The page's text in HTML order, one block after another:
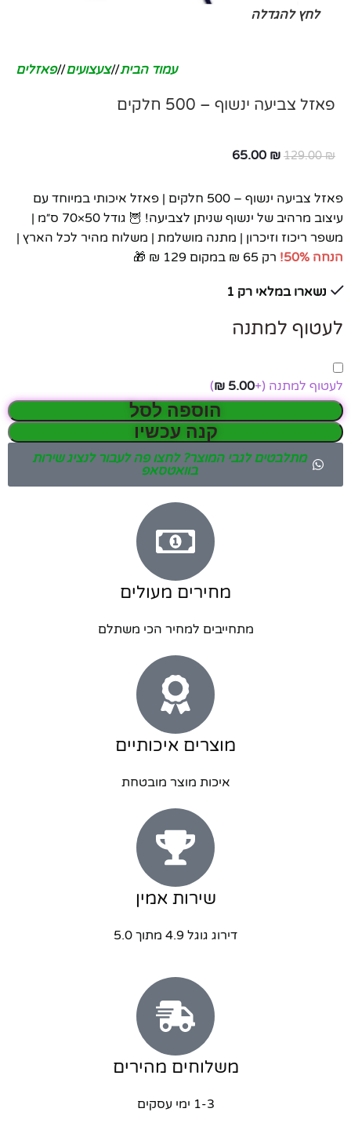
לחץ להגדלה
עמוד הבית/ צעצועים/ פאזלים
פאזל צביעה ינשוף – 500 חלקים
129.00₪
65.00 ₪
פאזל צביעה ינשוף – 500 חלקים | פאזל איכותי במיוחד עם
עיצוב מרהיב של ינשוף שניתן לצביעה! 🦉 גודל 50×70 ס״מ |
משפר ריכוז וזיכרון | מתנה מושלמת | משלוח מהיר לכל הארץ |
הנחה 50%!
רק 65 ₪ במקום 129 ₪ 🎁
נשארו במלאי רק 1
לעטוף למתנה
לעטוף למתנה (+
5.00
₪
)
הוספה לסל
קנה עכשיו
מתלבטים לגבי המוצר? לחצו פה לעבור לנציג שירות
בוואטסאפ
מחירים מעולים
מתחייבים למחיר הכי משתלם
מוצרים איכותיים
איכות מוצר מובטחת
שירות אמין
דירוג גוגל 4.9 מתוך 5.0
משלוחים מהירים
1-3 ימי עסקים